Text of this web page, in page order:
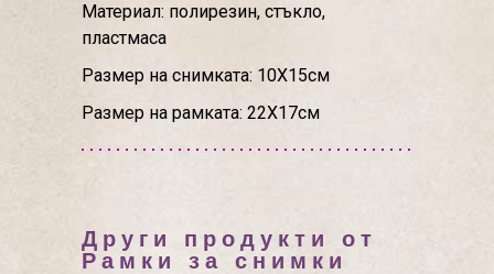
Материал: полирезин, стъкло,
пластмаса
Размер на снимката: 10Х15см
Размер на рамката: 22Х17см
Други продукти от
Рамки за снимки